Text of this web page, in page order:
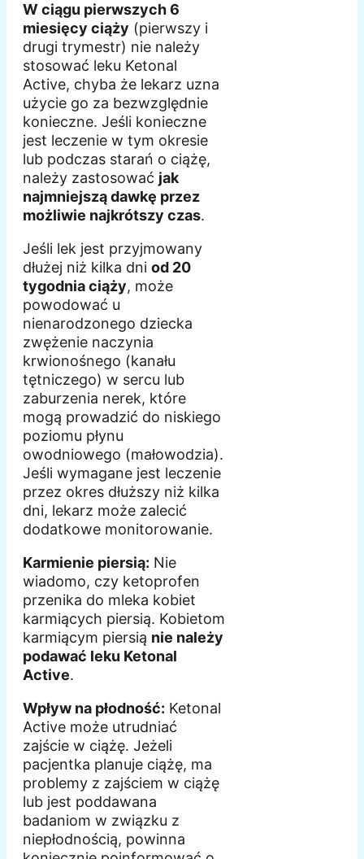
W ciągu pierwszych 6
miesięcy ciąży (pierwszy i
drugi trymestr) nie należy
stosować leku Ketonal
Active, chyba że lekarz uzna
użycie go za bezwzględnie
konieczne. Jeśli konieczne
jest leczenie w tym okresie
lub podczas starań o ciążę,
należy zastosować jak
najmniejszą dawkę przez
możliwie najkrótszy czas.
Jeśli lek jest przyjmowany
dłużej niż kilka dni od 20
tygodnia ciąży, może
powodować u
nienarodzonego dziecka
zwężenie naczynia
krwionośnego (kanału
tętniczego) w sercu lub
zaburzenia nerek, które
mogą prowadzić do niskiego
poziomu płynu
owodniowego (małowodzia).
Jeśli wymagane jest leczenie
przez okres dłuższy niż kilka
dni, lekarz może zalecić
dodatkowe monitorowanie.
Karmienie piersią: Nie
wiadomo, czy ketoprofen
przenika do mleka kobiet
karmiących piersią. Kobietom
karmiącym piersią nie należy
podawać leku Ketonal
Active.
Wpływ na płodność: Ketonal
Active może utrudniać
zajście w ciążę. Jeżeli
pacjentka planuje ciążę, ma
problemy z zajściem w ciążę
lub jest poddawana
badaniom w związku z
niepłodnością, powinna